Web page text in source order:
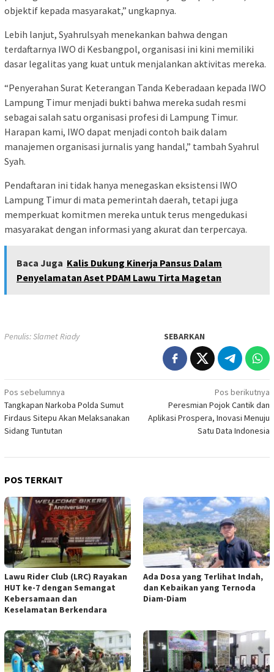
objektif kepada masyarakat,” ungkapnya.
Lebih lanjut, Syahrulsyah menekankan bahwa dengan
terdaftarnya IWO di Kesbangpol, organisasi ini kini memiliki
dasar legalitas yang kuat untuk menjalankan aktivitas mereka.
“Penyerahan Surat Keterangan Tanda Keberadaan kepada IWO
Lampung Timur menjadi bukti bahwa mereka sudah resmi
sebagai salah satu organisasi profesi di Lampung Timur.
Harapan kami, IWO dapat menjadi contoh baik dalam
manajemen organisasi jurnalis yang handal,” tambah Syahrul
Syah.
Pendaftaran ini tidak hanya menegaskan eksistensi IWO
Lampung Timur di mata pemerintah daerah, tetapi juga
memperkuat komitmen mereka untuk terus mengedukasi
masyarakat dengan informasi yang akurat dan terpercaya.
Baca Juga Kalis Dukung Kinerja Pansus Dalam
Penyelamatan Aset PDAM Lawu Tirta Magetan
Penulis: Slamet Riady SEBARKAN
Navigasi
pos
Pos sebelumnya
Tangkapan Narkoba Polda Sumut
Firdaus Sitepu Akan Melaksanakan
Sidang Tuntutan
Pos berikutnya
Peresmian Pojok Cantik dan
Aplikasi Prospera, Inovasi Menuju
Satu Data Indonesia
POS TERKAIT
Lawu Rider Club (LRC) Rayakan
HUT ke-7 dengan Semangat
Kebersamaan dan
Keselamatan Berkendara
Ada Dosa yang Terlihat Indah,
dan Kebaikan yang Ternoda
Diam-Diam